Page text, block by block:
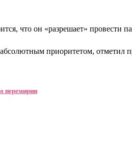
что он «разрешает» провести
абсолютным приоритетом,
перемирии